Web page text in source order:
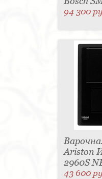
94 300
Ariston
2960S
43 600